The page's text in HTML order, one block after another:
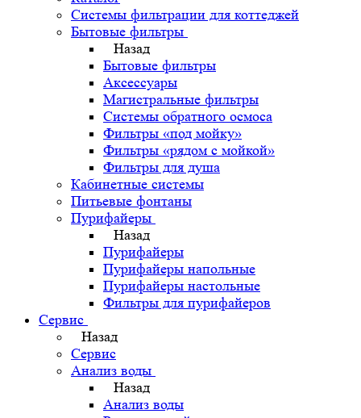
Системы фильтрации для коттеджей
Бытовые фильтры
Назад
Бытовые фильтры
Аксессуары
Магистральные фильтры
Системы обратного осмоса
Фильтры «под мойку»
Фильтры «рядом с мойкой»
Фильтры для душа
Кабинетные системы
Питьевые фонтаны
Пурифайеры
Назад
Пурифайеры
Пурифайеры напольные
Пурифайеры настольные
Фильтры для пурифайеров
Сервис
Назад
Сервис
Анализ воды
Назад
Анализ воды